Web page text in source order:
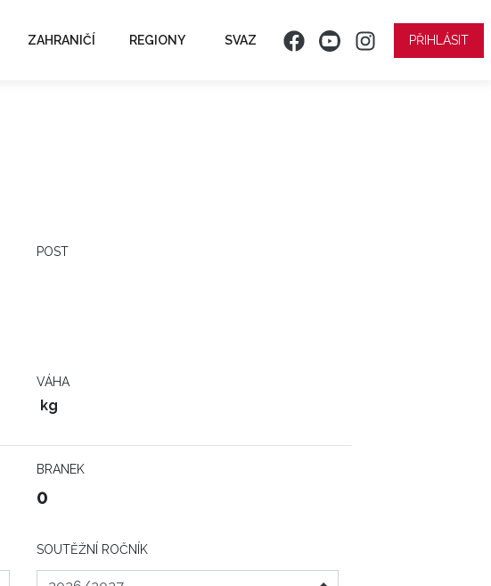
ZAHRANIČÍ REGIONY SVAZ PŘIHLÁSIT
POST
VÁHA
kg
BRANEK
0
SOUTĚŽNÍ ROČNÍK